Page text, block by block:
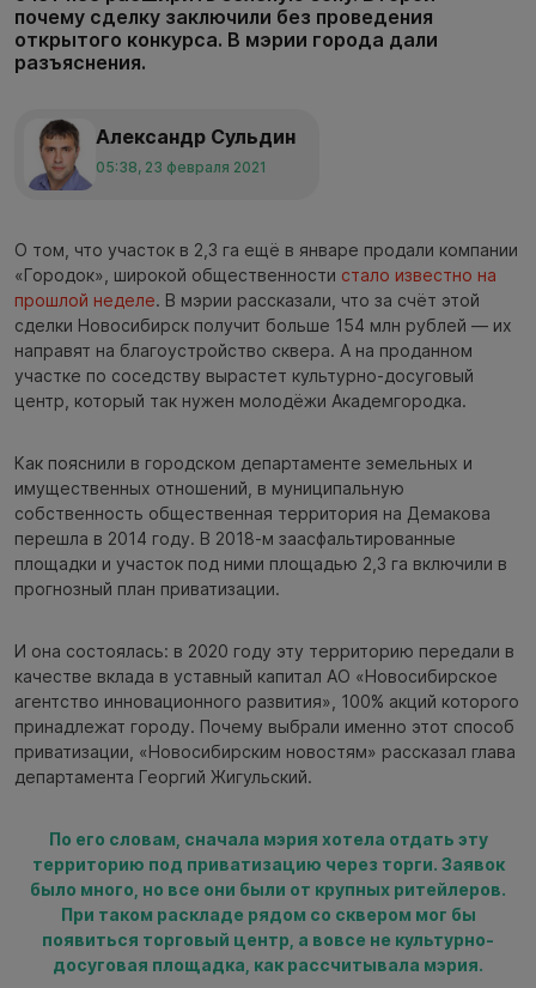
почему сделку заключили без проведения
открытого конкурса. В мэрии города дали
разъяснения.
Александр Сульдин
05:38, 23 февраля 2021
О том, что участок в 2,3 га ещё в январе продали компании
«Городок», широкой общественности стало известно на
прошлой неделе. В мэрии рассказали, что за счёт этой
сделки Новосибирск получит больше 154 млн рублей — их
направят на благоустройство сквера. А на проданном
участке по соседству вырастет культурно-досуговый
центр, который так нужен молодёжи Академгородка.
Как пояснили в городском департаменте земельных и
имущественных отношений, в муниципальную
собственность общественная территория на Демакова
перешла в 2014 году. В 2018-м заасфальтированные
площадки и участок под ними площадью 2,3 га включили в
прогнозный план приватизации.
И она состоялась: в 2020 году эту территорию передали в
качестве вклада в уставный капитал АО «Новосибирское
агентство инновационного развития», 100% акций которого
принадлежат городу. Почему выбрали именно этот способ
приватизации, «Новосибирским новостям» рассказал глава
департамента Георгий Жигульский.
По его словам, сначала мэрия хотела отдать эту
территорию под приватизацию через торги. Заявок
было много, но все они были от крупных ритейлеров.
При таком раскладе рядом со сквером мог бы
появиться торговый центр, а вовсе не культурно-
досуговая площадка, как рассчитывала мэрия.